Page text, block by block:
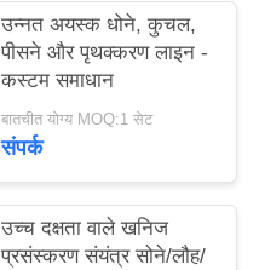
उन्नत अयस्क धोने, कुचल,
पीसने और पृथक्करण लाइन -
कस्टम समाधान
बातचीत योग्य MOQ:1 सेट
संपर्क
उच्च दक्षता वाले खनिज
प्रसंस्करण संयंत्र सोने/लौह/